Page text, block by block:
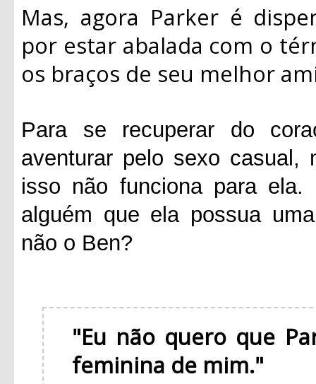
Mas, agora Parker é
por estar abalada com o
os braços de seu melhor
Para se recuperar do
aventurar pelo sexo casual,
isso não funciona para
alguém que ela possua
não o Ben?
"Eu não quero que
feminina de mim."